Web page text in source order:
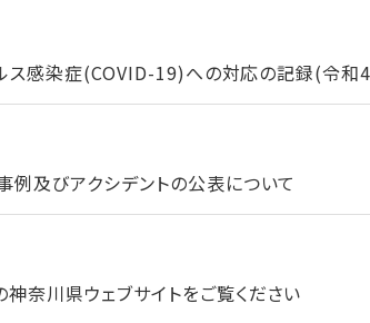
ス感染症(COVID-19)への対応の記録(令和
及びアクシデントの公表について
奈川県ウェブサイトをご覧ください